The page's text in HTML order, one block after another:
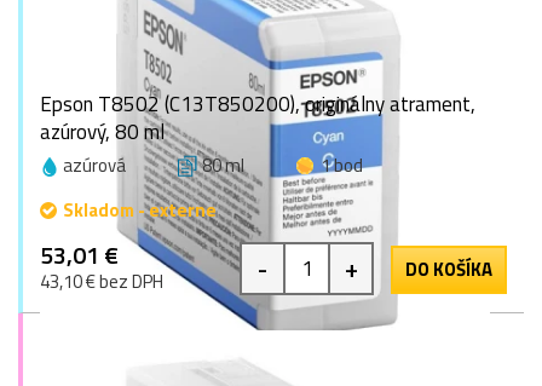
Epson T8502 (C13T850200), originálny atrament,
azúrový, 80 ml
azúrová 80 ml
1 bod
Skladom - externe
53,01 €
43,10 € bez DPH - + DO KOŠÍKA